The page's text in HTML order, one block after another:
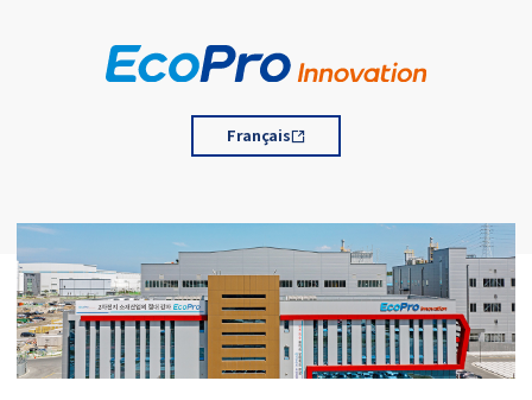
Français